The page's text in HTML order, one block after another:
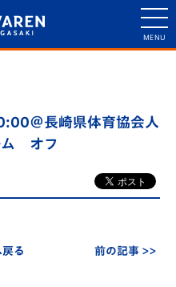
＠長崎県体育協会人
ム オフ
る 前の記事 >>